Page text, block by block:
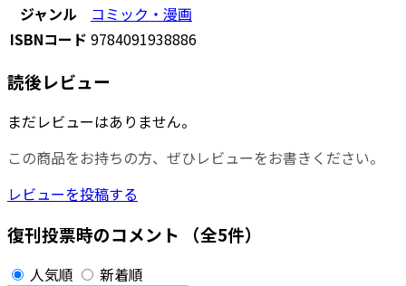
ジャンル
コミック・漫画
ISBNコード 9784091938886
読後レビュー
まだレビューはありません。
この商品をお持ちの方、ぜひレビューをお書きください。
レビューを投稿する
復刊投票時のコメント （全5件）
人気順 新着順